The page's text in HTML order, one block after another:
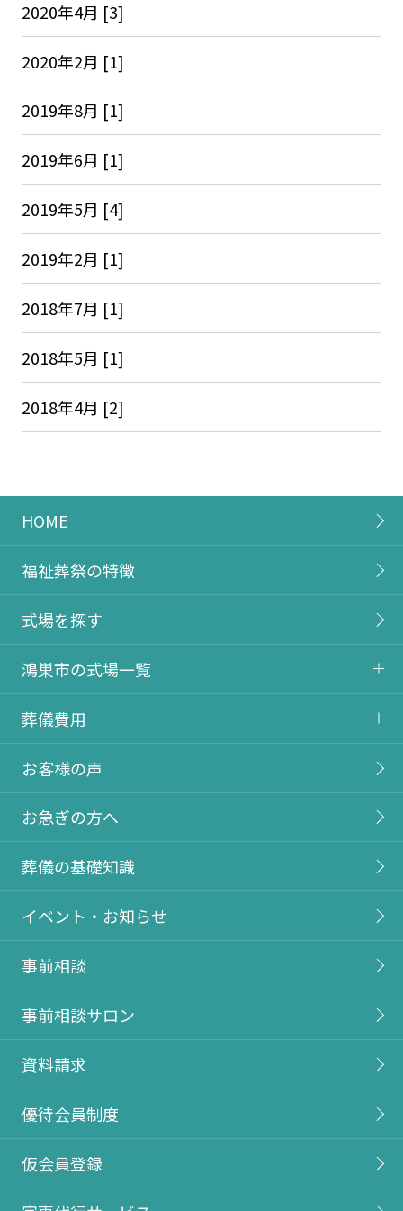
2020年4月 [3]
2020年2月 [1]
2019年8月 [1]
2019年6月 [1]
2019年5月 [4]
2019年2月 [1]
2018年7月 [1]
2018年5月 [1]
2018年4月 [2]
HOME
福祉葬祭の特徴
式場を探す
鴻巣市の式場一覧
葬儀費用
お客様の声
お急ぎの方へ
葬儀の基礎知識
イベント・お知らせ
事前相談
事前相談サロン
資料請求
優待会員制度
仮会員登録